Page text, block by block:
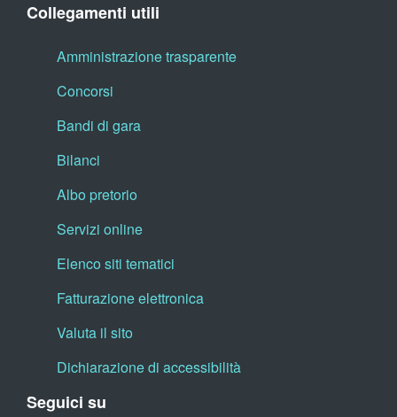
Collegamenti utili
Amministrazione trasparente
Concorsi
Bandi di gara
Bilanci
Albo pretorio
Servizi online
Elenco siti tematici
Fatturazione elettronica
Valuta il sito
Dichiarazione di accessibilità
Seguici su